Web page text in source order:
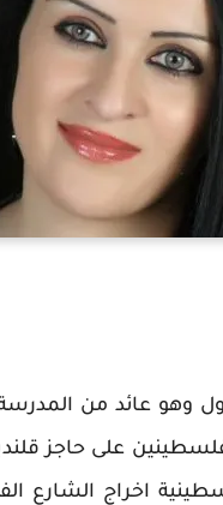
وهو عائد من
على حاجز
اخراج الشارع